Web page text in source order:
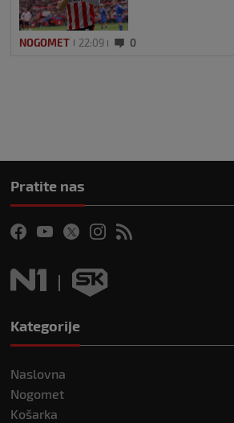
NOGOMET 22:09 0
Pratite nas
Kategorije
Naslovna
Nogomet
Košarka